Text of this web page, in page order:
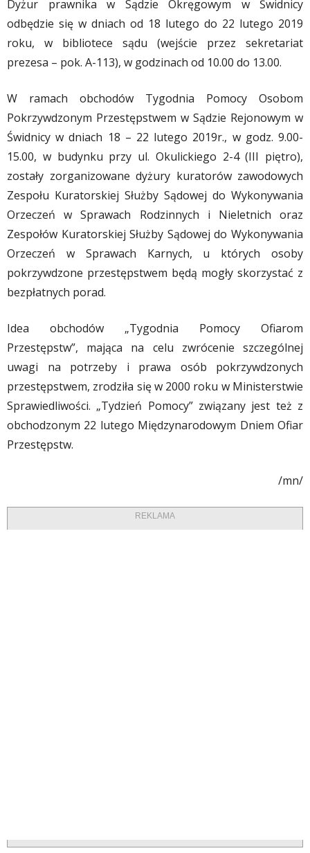
Dyżur prawnika w Sądzie Okręgowym w Świdnicy
odbędzie się w dniach od 18 lutego do 22 lutego 2019
roku, w bibliotece sądu (wejście przez sekretariat
prezesa – pok. A-113), w godzinach od 10.00 do 13.00.
W ramach obchodów Tygodnia Pomocy Osobom
Pokrzywdzonym Przestępstwem w Sądzie Rejonowym w
Świdnicy w dniach 18 – 22 lutego 2019r., w godz. 9.00-
15.00, w budynku przy ul. Okulickiego 2-4 (III piętro),
zostały zorganizowane dyżury kuratorów zawodowych
Zespołu Kuratorskiej Służby Sądowej do Wykonywania
Orzeczeń w Sprawach Rodzinnych i Nieletnich oraz
Zespołów Kuratorskiej Służby Sądowej do Wykonywania
Orzeczeń w Sprawach Karnych, u których osoby
pokrzywdzone przestępstwem będą mogły skorzystać z
bezpłatnych porad.
Idea obchodów „Tygodnia Pomocy Ofiarom
Przestępstw”, mająca na celu zwrócenie szczególnej
uwagi na potrzeby i prawa osób pokrzywdzonych
przestępstwem, zrodziła się w 2000 roku w Ministerstwie
Sprawiedliwości. „Tydzień Pomocy” związany jest też z
obchodzonym 22 lutego Międzynarodowym Dniem Ofiar
Przestępstw.
/mn/
REKLAMA